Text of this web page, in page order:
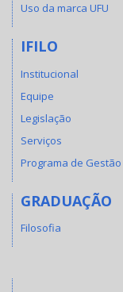
Uso da marca UFU
IFILO
Institucional
Equipe
Legislação
Serviços
Programa de Gestão
GRADUAÇÃO
Filosofia